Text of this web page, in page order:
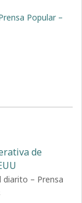
Popular –
de
diarito – Prensa